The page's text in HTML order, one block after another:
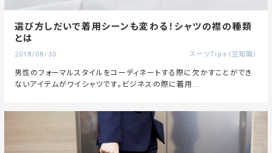
選び方しだいで着用シーンも変わる！シャツの襟の種類
とは
2018/08/30 スーツTips（豆知識）
男性のフォーマルスタイルをコーディネートする際に欠かすことができ
ないアイテムがワイシャツです。ビジネスの際に着用...